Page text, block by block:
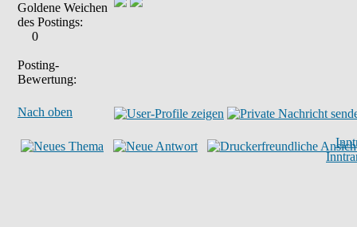
Goldene Weichen
des Postings:
0
Posting-
Bewertung:
Nach oben